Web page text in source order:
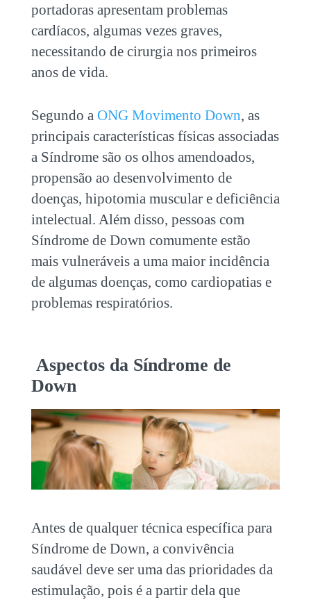
portadoras apresentam problemas
cardíacos, algumas vezes graves,
necessitando de cirurgia nos primeiros
anos de vida.
Segundo a ONG Movimento Down, as
principais características físicas associadas
a Síndrome são os olhos amendoados,
propensão ao desenvolvimento de
doenças, hipotomia muscular e deficiência
intelectual. Além disso, pessoas com
Síndrome de Down comumente estão
mais vulneráveis a uma maior incidência
de algumas doenças, como cardiopatias e
problemas respiratórios.
Aspectos da Síndrome de
Down
Antes de qualquer técnica específica para
Síndrome de Down, a convivência
saudável deve ser uma das prioridades da
estimulação, pois é a partir dela que